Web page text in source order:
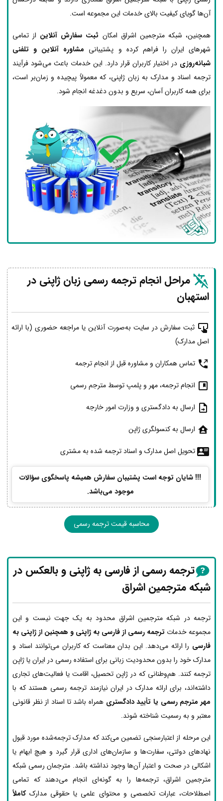
آن‌ها گویای کیفیت بالای خدمات این مجموعه است.
همچنین، شبکه مترجمین اشراق امکان ثبت سفارش آنلاین از تمامی
شهرهای ایران را فراهم کرده و پشتیبانی مشاوره آنلاین و تلفنی
شبانه‌روزی در اختیار کاربران قرار دارد. این خدمات باعث می‌شود فرآیند
ترجمه اسناد و مدارک به زبان ژاپنی، که معمولاً پیچیده و زمان‌بر است،
برای همه کاربران آسان، سریع و بدون دغدغه انجام شود.
مراحل انجام ترجمه رسمی زبان ژاپنی در
استهبان
ثبت سفارش در سایت به‌صورت آنلاین یا مراجعه حضوری (با ارائه
اصل مدارک)
تماس همکاران و مشاوره قبل از انجام ترجمه
انجام ترجمه، مهر و پلمپ توسط مترجم رسمی
ارسال به دادگستری و وزارت امور خارجه
ارسال به کنسولگری ژاپن
تحویل اصل مدارک و اسناد ترجمه شده به مشتری
!!! شایان توجه است پشتیبان سفارش همیشه پاسخگوی سؤالات
موجود می‌باشد.
محاسبه قیمت ترجمه رسمی
ترجمه رسمی از فارسی به ژاپنی و بالعکس در
شبکه مترجمین اشراق
ترجمه در شبکه مترجمین اشراق محدود به یک جهت نیست و این
مجموعه خدمات ترجمه رسمی از فارسی به ژاپنی و همچنین از ژاپنی به
فارسی را ارائه می‌دهد. این بدان معناست که کاربران می‌توانند اسناد و
مدارک خود را بدون محدودیت زبانی برای استفاده رسمی در ایران یا ژاپن
ترجمه کنند. هم‌وطنانی که در ژاپن تحصیل، اقامت یا فعالیت‌های تجاری
داشته‌اند، برای ارائه مدارک در ایران نیازمند ترجمه رسمی هستند که با
مهر مترجم رسمی یا تأیید دادگستری همراه باشد تا اسناد از نظر قانونی
معتبر و به رسمیت شناخته شوند.
این مرحله از اعتبارسنجی تضمین می‌کند که مدارک ترجمه‌شده مورد قبول
نهادهای دولتی، سفارت‌ها و سازمان‌های اداری قرار گیرد و هیچ ابهام یا
اشکالی در صحت و اعتبار آن‌ها وجود نداشته باشد. مترجمان رسمی شبکه
مترجمین اشراق، ترجمه‌ها را به گونه‌ای انجام می‌دهند که تمامی
اصطلاحات، عبارات تخصصی و محتوای علمی یا حقوقی مدارککاملاً